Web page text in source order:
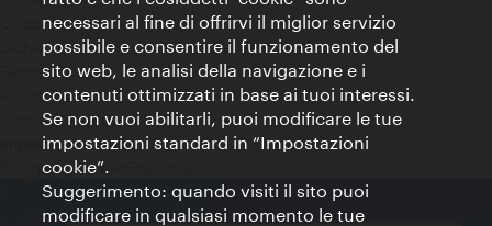
Colophon
Dichiarazione sulla protezione dei dati
Terms of Use
Accessibilità
Contatto stampa
Impostazioni cookie
© Copyright WienTourismus
necessari al fine di offrirvi il miglior servizio
possibile e consentire il funzionamento del
sito web, le analisi della navigazione e i
contenuti ottimizzati in base ai tuoi interessi.
Se non vuoi abilitarli, puoi modificare le tue
impostazioni standard in “Impostazioni
cookie”.
Suggerimento: quando visiti il sito puoi
modificare in qualsiasi momento le tue